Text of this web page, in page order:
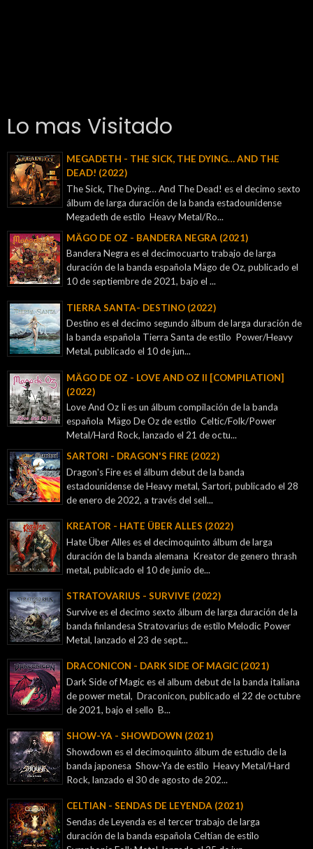
Lo mas Visitado
MEGADETH - THE SICK, THE DYING… AND THE
DEAD! (2022)
The Sick, The Dying… And The Dead! es el decimo sexto
álbum de larga duración de la banda estadounidense
Megadeth de estilo Heavy Metal/Ro...
MÄGO DE OZ - BANDERA NEGRA (2021)
Bandera Negra es el decimocuarto trabajo de larga
duración de la banda española Mägo de Oz, publicado el
10 de septiembre de 2021, bajo el ...
TIERRA SANTA- DESTINO (2022)
Destino es el decimo segundo álbum de larga duración de
la banda española Tierra Santa de estilo Power/Heavy
Metal, publicado el 10 de jun...
MÄGO DE OZ - LOVE AND OZ II [COMPILATION]
(2022)
Love And Oz Ii es un álbum compilación de la banda
española Mägo De Oz de estilo Celtic/Folk/Power
Metal/Hard Rock, lanzado el 21 de octu...
SARTORI - DRAGON'S FIRE (2022)
Dragon's Fire es el álbum debut de la banda
estadounidense de Heavy metal, Sartori, publicado el 28
de enero de 2022, a través del sell...
KREATOR - ‎HATE ÜBER ALLES (2022)
Hate Über Alles es el decimoquinto álbum de larga
duración de la banda alemana Kreator de genero thrash
metal, publicado el 10 de junio de...
STRATOVARIUS - SURVIVE (2022)
Survive es el decimo sexto álbum de larga duración de la
banda finlandesa Stratovarius de estilo Melodic Power
Metal, lanzado el 23 de sept...
DRACONICON - DARK SIDE OF MAGIC (2021)
Dark Side of Magic es el album debut de la banda italiana
de power metal, Draconicon, publicado el 22 de octubre
de 2021, bajo el sello B...
SHOW-YA - SHOWDOWN (2021)
Showdown es el decimoquinto álbum de estudio de la
banda japonesa Show-Ya de estilo Heavy Metal/Hard
Rock, lanzado el 30 de agosto de 202...
CELTIAN - SENDAS DE LEYENDA (2021)
Sendas de Leyenda es el tercer trabajo de larga
duración de la banda española Celtian de estilo